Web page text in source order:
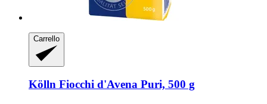
Carrello
Kölln Fiocchi d'Avena Puri, 500 g